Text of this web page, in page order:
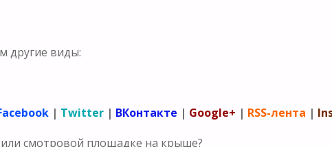
другие виды:
| Twitter| ВКонтакте | Google+ | RSS-лента |
смотровой площадке на крыше?